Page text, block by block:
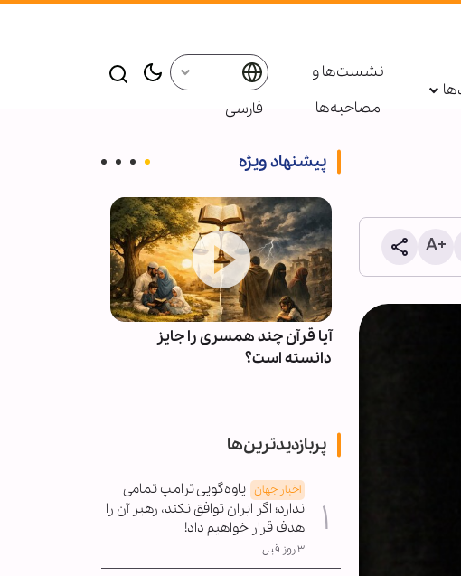
نشست‌ها و
مصاحبه‌ها
فارسی
پیشنهاد ویژه
آیا قرآن چند همسری را جایز
دانسته است؟
پربازدیدترین‌ها
اخبار جهان یاوه‌گویی ترامپ تمامی
ندارد؛ اگر ایران توافق نکند، رهبر آن را
هدف قرار خواهیم داد!
۳ روز قبل